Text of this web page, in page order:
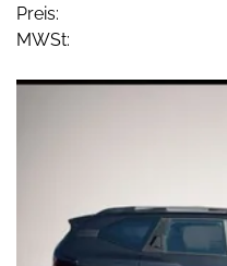
Preis:
MWSt: